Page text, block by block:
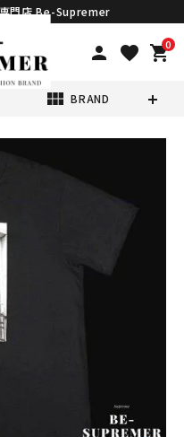
門店 Be-Supremer
person favorite 0
shopping_cart
view_module BRAND